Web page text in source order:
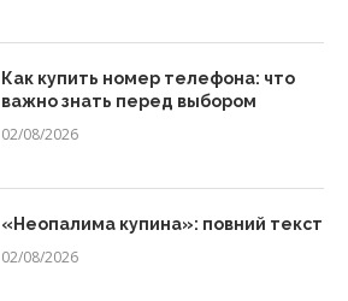
Как купить номер телефона: что
важно знать перед выбором
02/08/2026
«Неопалима купина»: повний текст
02/08/2026